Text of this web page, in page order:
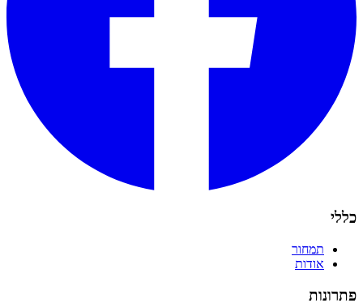
כללי
תמחור
אודות
פתרונות